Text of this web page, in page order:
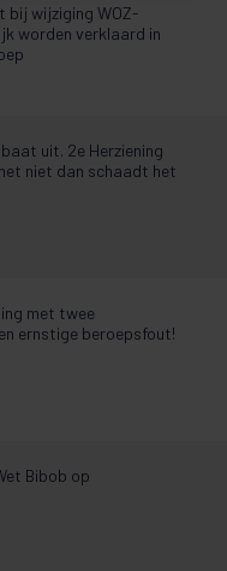
bij wijziging WOZ-
worden verklaard in
uit. 2e Herziening
niet dan schaadt het
met twee
ernstige beroepsfout!
Bibob op